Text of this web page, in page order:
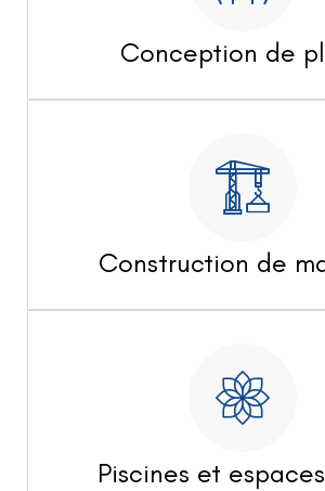
Conception de
Construction de
Piscines et